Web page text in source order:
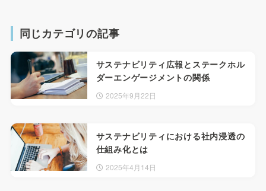
同じカテゴリの記事
サステナビリティ広報とステークホル
ダーエンゲージメントの関係
2025年9月22日
サステナビリティにおける社内浸透の
仕組み化とは
2025年4月14日